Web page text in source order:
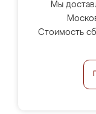
Мы
Стоимость